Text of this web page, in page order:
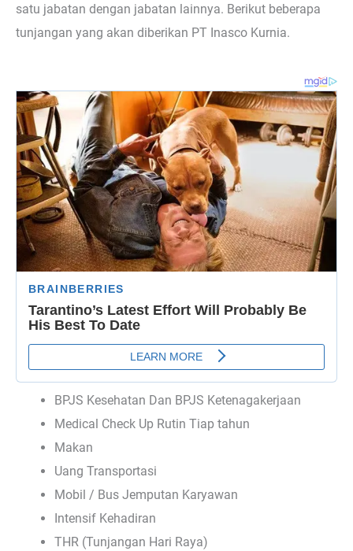
satu jabatan dengan jabatan lainnya. Berikut beberapa
tunjangan yang akan diberikan PT Inasco Kurnia.
BPJS Kesehatan Dan BPJS Ketenagakerjaan
Medical Check Up Rutin Tiap tahun
Makan
Uang Transportasi
Mobil / Bus Jemputan Karyawan
Intensif Kehadiran
THR (Tunjangan Hari Raya)